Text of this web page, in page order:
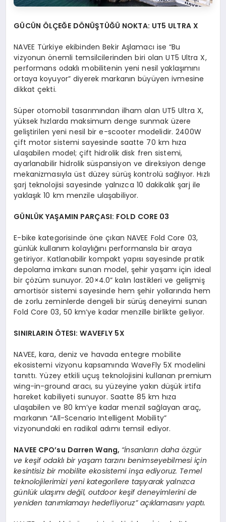
GÜCÜN ÖLÇEĞE DÖNÜŞTÜĞÜ NOKTA: UT5 ULTRA X
NAVEE Türkiye ekibinden Bekir Aşlamacı ise “Bu
vizyonun önemli temsilcilerinden biri olan UT5 Ultra X,
performans odaklı mobilitenin yeni nesil yaklaşımını
ortaya koyuyor” diyerek markanın büyüyen ivmesine
dikkat çekti.
Süper otomobil tasarımından ilham alan UT5 Ultra X,
yüksek hızlarda maksimum denge sunmak üzere
geliştirilen yeni nesil bir e-scooter modelidir. 2400W
çift motor sistemi sayesinde saatte 70 km hıza
ulaşabilen model; çift hidrolik disk fren sistemi,
ayarlanabilir hidrolik süspansiyon ve direksiyon denge
mekanizmasıyla üst düzey sürüş kontrolü sağlıyor. Hızlı
şarj teknolojisi sayesinde yalnızca 10 dakikalık şarj ile
yaklaşık 10 km menzile ulaşabiliyor.
GÜNLÜK YAŞAMIN PARÇASI: FOLD CORE 03
E-bike kategorisinde öne çıkan NAVEE Fold Core 03,
günlük kullanım kolaylığını performansla bir araya
getiriyor. Katlanabilir kompakt yapısı sayesinde pratik
depolama imkanı sunan model, şehir yaşamı için ideal
bir çözüm sunuyor. 20×4.0” kalın lastikleri ve gelişmiş
amortisör sistemi sayesinde hem şehir yollarında hem
de zorlu zeminlerde dengeli bir sürüş deneyimi sunan
Fold Core 03, 50 km’ye kadar menzille birlikte geliyor.
SINIRLARIN ÖTESI: WAVEFLY 5X
NAVEE, kara, deniz ve havada entegre mobilite
ekosistemi vizyonu kapsamında WaveFly 5X modelini
tanıttı. Yüzey etkili uçuş teknolojisini kullanan premium
wing-in-ground aracı, su yüzeyine yakın düşük irtifa
hareket kabiliyeti sunuyor. Saatte 85 km hıza
ulaşabilen ve 80 km’ye kadar menzil sağlayan araç,
markanın “All-Scenario Intelligent Mobility”
vizyonundaki en radikal adımı temsil ediyor.
NAVEE CPO’su Darren Wang, “İnsanların dahaözgür
ve keşif odaklı bir yaşam tarzını benimseyebilmesi için
kesintisiz bir mobilite ekosistemi inşa ediyoruz. Temel
teknolojilerimizi yeni kategorilere taşıyarak yalnızca
günlük ulaşımı değil, outdoor keşif deneyimlerini de
yeniden tanımlamayı hedefliyoruz” açıklamasını yaptı.